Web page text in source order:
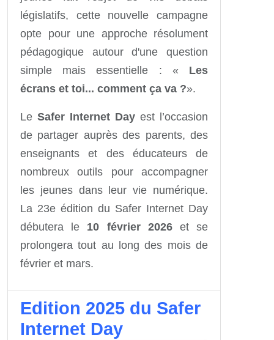
législatifs, cette nouvelle campagne
opte pour une approche résolument
pédagogique autour d'une question
simple mais essentielle : « Les
écrans et toi... comment ça va ?».
Le Safer Internet Day est l’occasion
de partager auprès des parents, des
enseignants et des éducateurs de
nombreux outils pour accompagner
les jeunes dans leur vie numérique.
La 23e édition du Safer Internet Day
débutera le 10 février 2026et se
prolongera tout au long des mois de
février et mars.
Edition 2025 du Safer
Internet Day